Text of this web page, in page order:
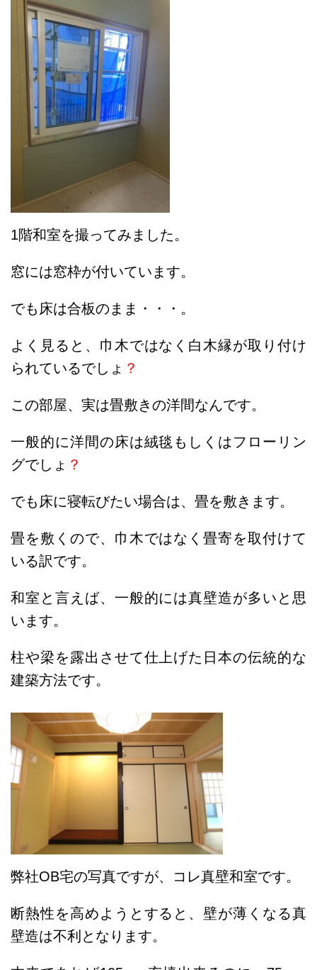
1階和室を撮ってみました。
窓には窓枠が付いています。
でも床は合板のまま・・・。
よく見ると、巾木ではなく白木縁が取り付け
られているでしょ ？
この部屋、実は畳敷きの洋間なんです。
一般的に洋間の床は絨毯もしくはフローリン
グでしょ ？
でも床に寝転びたい場合は、畳を敷きます。
畳を敷くので、巾木ではなく畳寄を取付けて
いる訳です。
和室と言えば、一般的には真壁造が多いと思
います。
柱や梁を露出させて仕上げた日本の伝統的な
建築方法です。
弊社OB宅の写真ですが、コレ真壁和室です。
断熱性を高めようとすると、壁が薄くなる真
壁造は不利となります。